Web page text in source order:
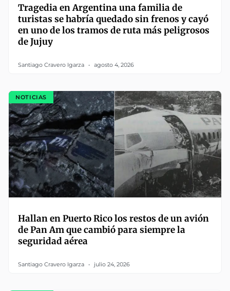
Tragedia en Argentina una familia de
turistas se habría quedado sin frenos y cayó
en uno de los tramos de ruta más peligrosos
de Jujuy
Santiago Cravero Igarza agosto 4, 2026
NOTICIAS
Hallan en Puerto Rico los restos de un avión
de Pan Am que cambió para siempre la
seguridad aérea
Santiago Cravero Igarza julio 24, 2026